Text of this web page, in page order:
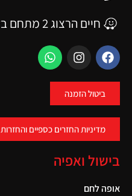
חיים הרצוג 2 מתחם בליליוס גדרה
ביטול הזמנה
מדיניות החזרים כספיים והחזרות
בישול ואפיה
אופה לחם